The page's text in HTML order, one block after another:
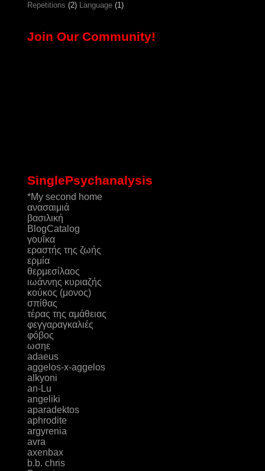
Repetitions (2) Language (1)
Join Our Community!
SinglePsychanalysis
*My second home
ανασαιμιά
βασιλική
ΒlogCatalog
γουΐκα
εραστής της ζωής
ερμία
θερμεσίλαος
ιωάννης κυριαζής
κούκος (μονος)
σπίθας
τέρας της αμάθειας
φεγγαραγκαλιές
φόβος
ωσηε
adaeus
aggelos-x-aggelos
alkyoni
an-Lu
angeliki
aparadektos
aphrodite
argyrenia
avra
axenbax
b.b. chris